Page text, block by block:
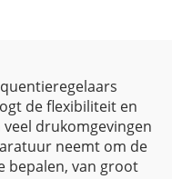
de flexibiliteit en
drukomgevingen
neemt om de
bepalen, van groot